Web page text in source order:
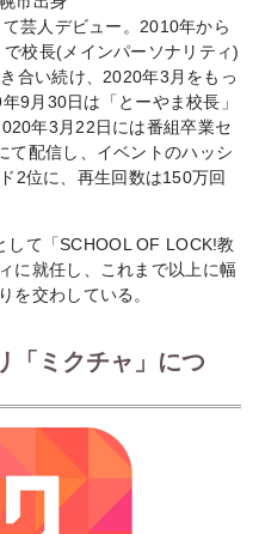
芸人デビュー。2010年から
校長(メインパーソナリティ)
合い続け、2020年3月をもっ
9月30日は「とーやま校長」
年3月22日には番組卒業セ
て配信し、イベントのハッシ
2位に、再生回数は150万回
して「SCHOOL OF LOCK!教
に就任し、これまで以上に幅
を交わしている。
「ミクチャ」につ